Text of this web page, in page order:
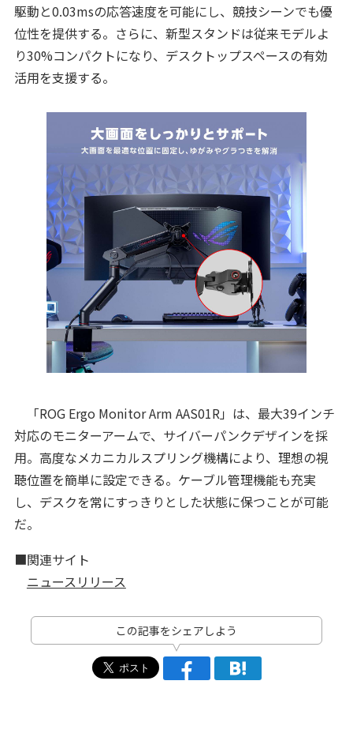
駆動と0.03msの応答速度を可能にし、競技シーンでも優
位性を提供する。さらに、新型スタンドは従来モデルよ
り30%コンパクトになり、デスクトップスペースの有効
活用を支援する。
「ROG Ergo Monitor Arm AAS01R」は、最大39インチ
対応のモニターアームで、サイバーパンクデザインを採
用。高度なメカニカルスプリング機構により、理想の視
聴位置を簡単に設定できる。ケーブル管理機能も充実
し、デスクを常にすっきりとした状態に保つことが可能
だ。
■関連サイト
ニュースリリース
この記事をシェアしよう